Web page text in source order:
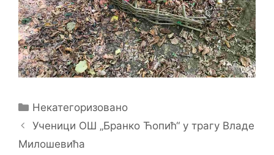
Categories
Некатегоризовано
Ученици ОШ „Бранко Ћопић“ у трагу Владе
Милошевића